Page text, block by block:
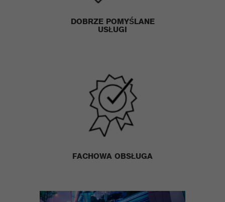
DOBRZE POMYŚLANE
USŁUGI
FACHOWA OBSŁUGA